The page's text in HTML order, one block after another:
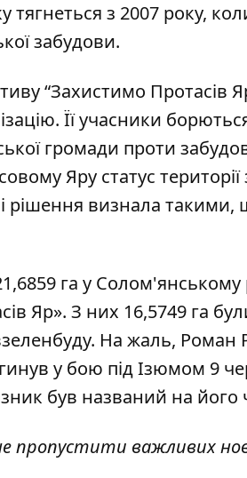
з 2007 року,
забудови.
“Захистимо Протасів
Її учасники
громади проти
Яру статус
рішення визнала такими,
га у Солом'янському
Яр». З них 16,5749 га
На жаль,
у бою під Ізюмом 9
був названий на його
пропустити важливих